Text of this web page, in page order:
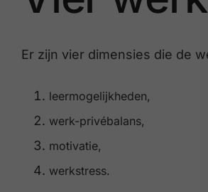
Er zijn vier dimensies die de
leermogelijkheden,
werk-privébalans,
motivatie,
werkstress.